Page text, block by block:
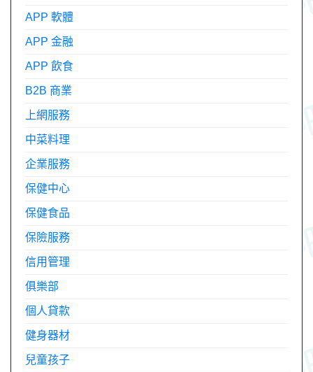
APP 軟體
APP 金融
APP 飲食
B2B 商業
上網服務
中菜料理
企業服務
保健中心
保健食品
保險服務
信用管理
俱樂部
個人貸款
健身器材
兒童孩子